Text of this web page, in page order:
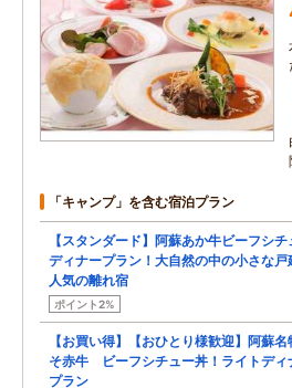
「キャンプ」を含む宿泊プラン
【スタンダード】阿蘇あか牛ビーフシチ
ディナープラン！大自然の中の小さな戸
人気の離れ宿
ポイント2%
【お買い得】【おひとり様歓迎】阿蘇名
そ赤牛 ビーフシチュー丼！ライトディ
プラン